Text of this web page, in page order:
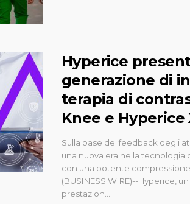
Hyperice
generazione di
terapia di
Knee e Hyperice
Sulla base del feedback degli
una nuova era nella tecnologia
con una potente compressione
(BUSINESS WIRE)--Hyperice,
prestazion...